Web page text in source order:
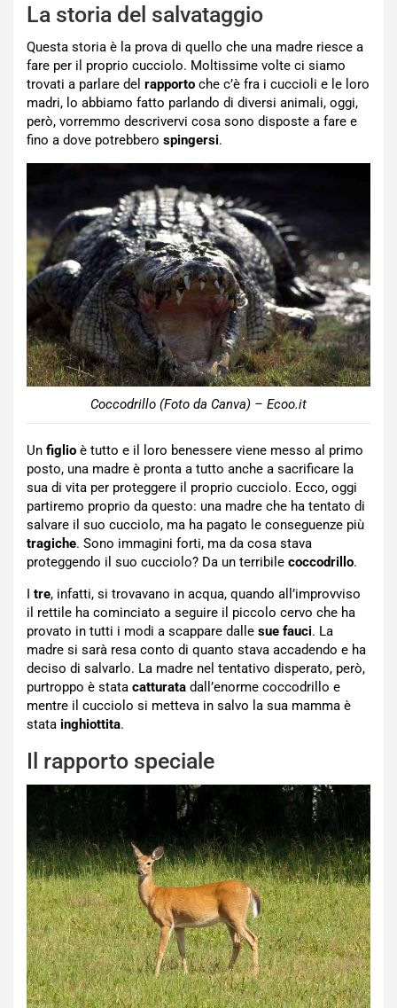
La storia del salvataggio
Questa storia è la prova di quello che una madre riesce a
fare per il proprio cucciolo. Moltissime volte ci siamo
trovati a parlare del rapporto che c’è fra i cuccioli e le loro
madri, lo abbiamo fatto parlando di diversi animali, oggi,
però, vorremmo descrivervi cosa sono disposte a fare e
fino a dove potrebbero spingersi.
Coccodrillo (Foto da Canva) – Ecoo.it
Un figlio è tutto e il loro benessere viene messo al primo
posto, una madre è pronta a tutto anche a sacrificare la
sua di vita per proteggere il proprio cucciolo. Ecco, oggi
partiremo proprio da questo: una madre che ha tentato di
salvare il suo cucciolo, ma ha pagato le conseguenze più
tragiche. Sono immagini forti, ma da cosa stava
proteggendo il suo cucciolo? Da un terribile coccodrillo.
I tre, infatti, si trovavano in acqua, quando all’improvviso
il rettile ha cominciato a seguire il piccolo cervo che ha
provato in tutti i modi a scappare dalle sue fauci. La
madre si sarà resa conto di quanto stava accadendo e ha
deciso di salvarlo. La madre nel tentativo disperato, però,
purtroppo è stata catturata dall’enorme coccodrillo e
mentre il cucciolo si metteva in salvo la sua mamma è
stata inghiottita.
Il rapporto speciale